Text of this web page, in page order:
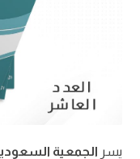
يسر الجمعية